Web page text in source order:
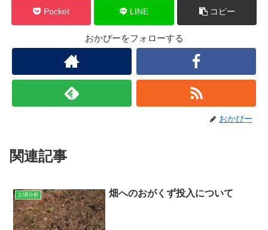
Pocket LINE コピー
おかぴーをフォローする
おかぴー
関連記事
土壌分析 畑へのおがくず投入について